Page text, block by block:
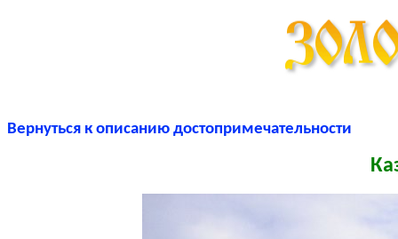
Вернуться к описанию достопримечательности